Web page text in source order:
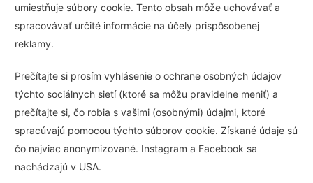
umiestňuje súbory cookie. Tento obsah môže uchovávať a
spracovávať určité informácie na účely prispôsobenej
reklamy.
Prečítajte si prosím vyhlásenie o ochrane osobných údajov
týchto sociálnych sietí (ktoré sa môžu pravidelne meniť) a
prečítajte si, čo robia s vašimi (osobnými) údajmi, ktoré
spracúvajú pomocou týchto súborov cookie. Získané údaje sú
čo najviac anonymizované. Instagram a Facebook sa
nachádzajú v USA.